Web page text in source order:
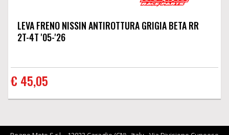
LEVA FRENO NISSIN ANTIROTTURA GRIGIA BETA RR
2T-4T '05-'26
€ 45,05